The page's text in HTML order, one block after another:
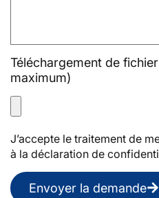
Téléchargement de
maximum)
J’accepte le traitement de
à la déclaration de
Envoyer la demande